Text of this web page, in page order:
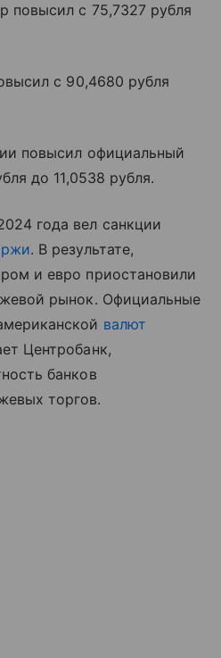
повысил с 75,7327 рубля
с 90,4680 рубля
повысил официальный
до 11,0538 рубля.
года вел санкции
. В результате,
и евро приостановили
рынок. Официальные
валют
Центробанк,
банков
торгов.